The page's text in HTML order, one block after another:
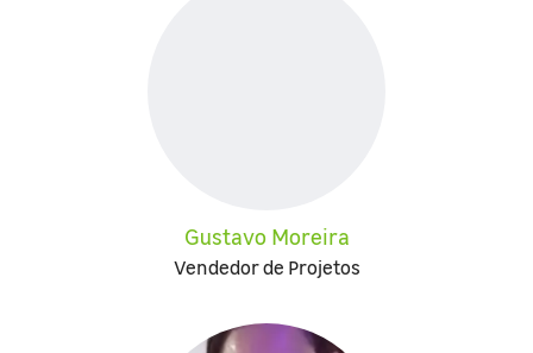
Gustavo Moreira
Vendedor de Projetos